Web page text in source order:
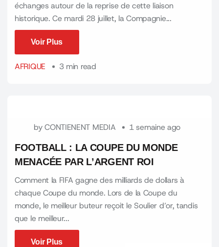
échanges autour de la reprise de cette liaison
historique. Ce mardi 28 juillet, la Compagnie...
Voir Plus
AFRIQUE 3 min read
byCONTIENENT MEDIA 1 semaine ago
FOOTBALL : LA COUPE DU MONDE
MENACÉE PAR L’ARGENT ROI
Comment la FIFA gagne des milliards de dollars à
chaque Coupe du monde. Lors de la Coupe du
monde, le meilleur buteur reçoit le Soulier d’or, tandis
que le meilleur...
Voir Plus